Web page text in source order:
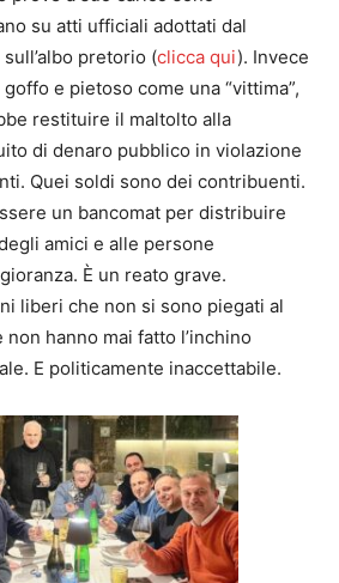
su atti ufficiali adottati dal
pretorio (clicca qui). Invece
e pietoso come una “vittima”,
restituire il maltolto alla
di denaro pubblico in violazione
Quei soldi sono dei contribuenti.
un bancomat per distribuire
amici e alle persone
È un reato grave.
liberi che non si sono piegati al
non hanno mai fatto l’inchino
E politicamente inaccettabile.